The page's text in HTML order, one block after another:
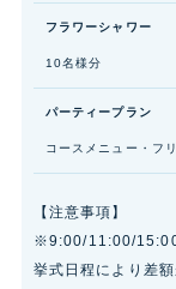
フラワーシャワー
10名様分
パーティープラン
コースメニュー・フ
【注意事項】
※9:00/11:00/
挙式日程により差